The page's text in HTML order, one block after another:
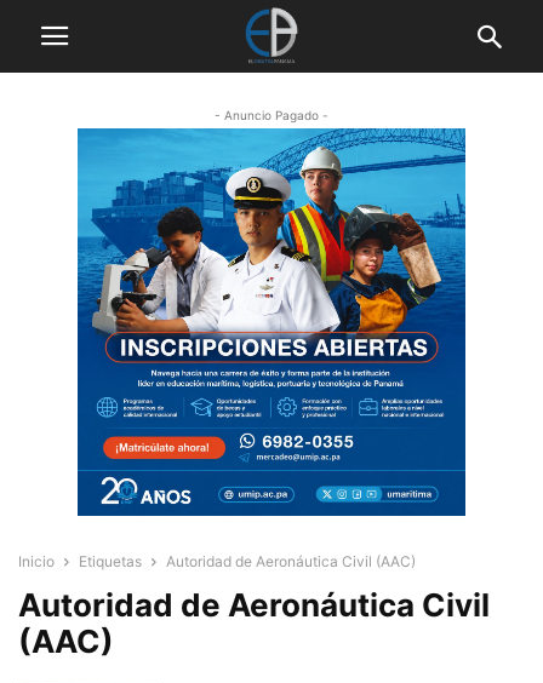
- Anuncio Pagado -
Inicio Etiquetas Autoridad de Aeronáutica Civil (AAC)
Autoridad de Aeronáutica Civil
(AAC)